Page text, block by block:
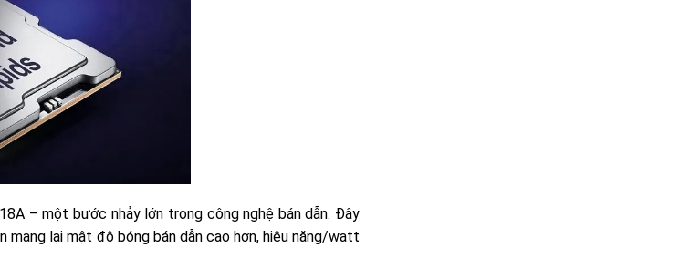
– một bước nhảy lớn trong công nghệ bán dẫn. Đây
lại mật độ bóng bán dẫn cao hơn, hiệu năng/watt